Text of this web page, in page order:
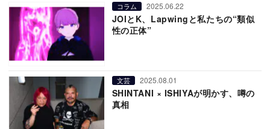
コラム 2025.06.22
JOIとK、Lapwingと私たちの“類似
性の正体”
文芸 2025.08.01
SHINTANI × ISHIYAが明かす、噂の
真相